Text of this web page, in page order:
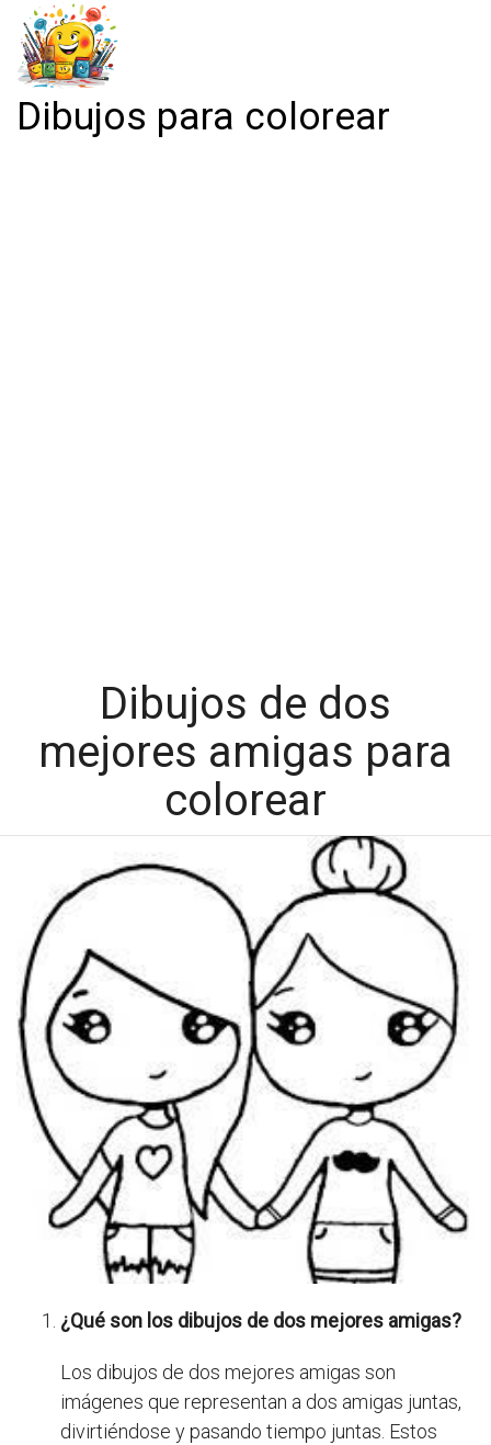
Dibujos para colorear
Dibujos de dos
mejores amigas para
colorear
¿Qué son los dibujos de dos mejores amigas?
Los dibujos de dos mejores amigas son
imágenes que representan a dos amigas juntas,
divirtiéndose y pasando tiempo juntas. Estos